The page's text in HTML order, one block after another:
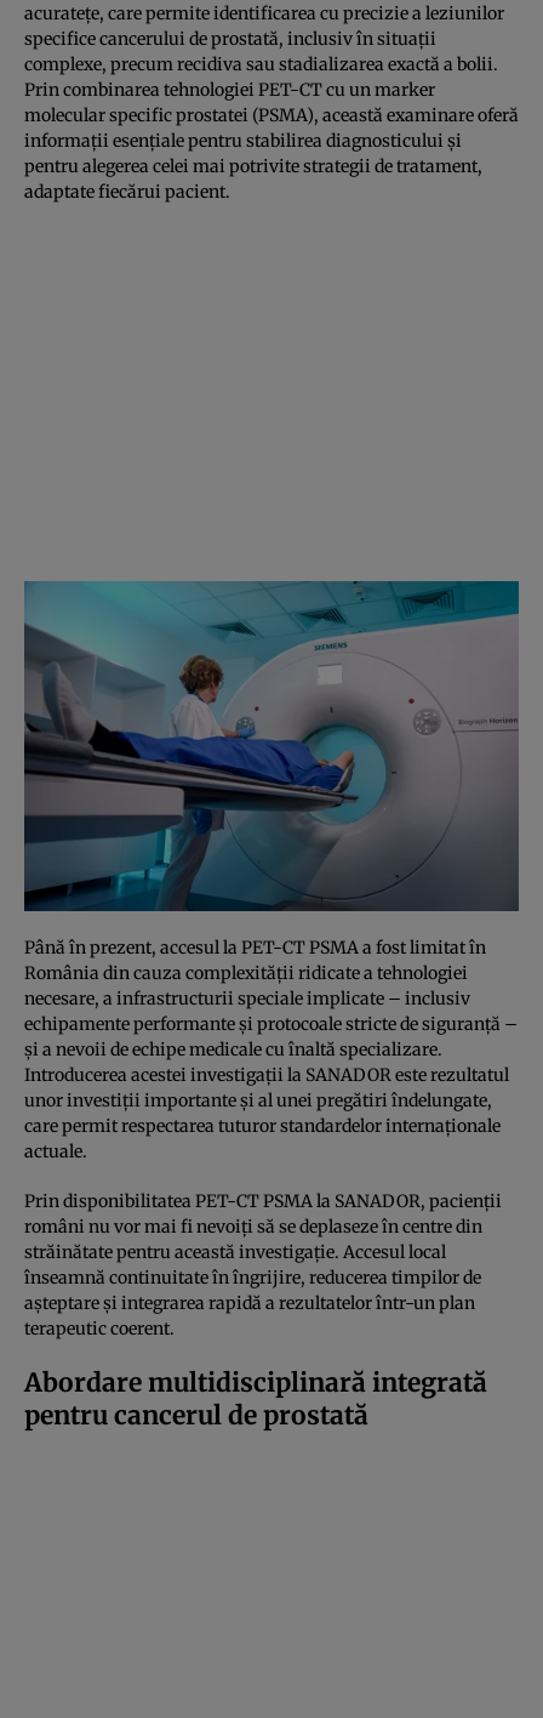
acuratețe, care permite identificarea cu precizie a leziunilor
specifice cancerului de prostată, inclusiv în situații
complexe, precum recidiva sau stadializarea exactă a bolii.
Prin combinarea tehnologiei PET-CT cu un marker
molecular specific prostatei (PSMA), această examinare oferă
informații esențiale pentru stabilirea diagnosticului și
pentru alegerea celei mai potrivite strategii de tratament,
adaptate fiecărui pacient.
Până în prezent, accesul la PET-CT PSMA a fost limitat în
România din cauza complexității ridicate a tehnologiei
necesare, a infrastructurii speciale implicate – inclusiv
echipamente performante și protocoale stricte de siguranță –
și a nevoii de echipe medicale cu înaltă specializare.
Introducerea acestei investigații la SANADOR este rezultatul
unor investiții importante și al unei pregătiri îndelungate,
care permit respectarea tuturor standardelor internaționale
actuale.
Prin disponibilitatea PET-CT PSMA la SANADOR, pacienții
români nu vor mai fi nevoiți să se deplaseze în centre din
străinătate pentru această investigație. Accesul local
înseamnă continuitate în îngrijire, reducerea timpilor de
așteptare și integrarea rapidă a rezultatelor într-un plan
terapeutic coerent.
Abordare multidisciplinară integrată
pentru cancerul de prostată